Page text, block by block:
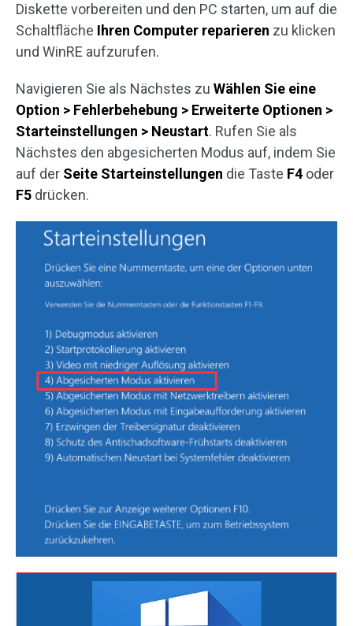
Diskette vorbereiten und den PC starten, um auf die
Schaltfläche Ihren Computer reparieren zu klicken
und WinRE aufzurufen.
Navigieren Sie als Nächstes zu Wählen Sie eine
Option > Fehlerbehebung > Erweiterte Optionen >
Starteinstellungen > Neustart. Rufen Sie als
Nächstes den abgesicherten Modus auf, indem Sie
auf der Seite Starteinstellungen die Taste F4 oder
F5 drücken.